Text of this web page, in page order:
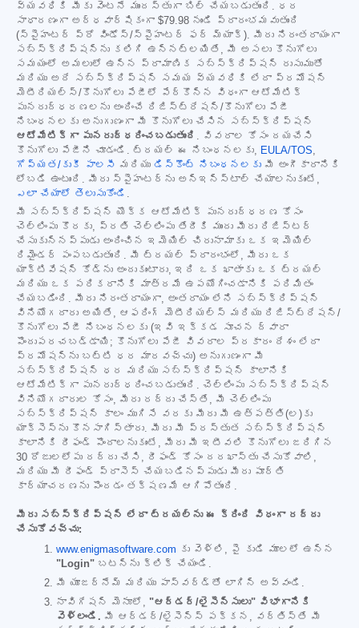
వ్యవధికి మీకు వెంటనే ముందస్తుగా బిల్ చేయబడుతుంది. ధర
సాధారణంగా అర్ధవార్షికంగా $79.98 నుండి ప్రారంభమవుతుంది
(స్పైహంటర్ ప్రో విండోస్/స్పైహంటర్ ఫర్ మ్యాక్). మీరు నిరంతరాయంగా
సబ్‌స్క్రిప్షన్‌ను కలిగి ఉన్నట్లయితే, మీ అసలు కొనుగోలు
సమయంలో అమలులో ఉన్న ప్రామాణిక సబ్‌స్క్రిప్షన్ రుసుముతో
మరియు అదే సబ్‌స్క్రిప్షన్ సమయ వ్యవధికి లేదా ప్రమోషన్
మెటీరియల్స్/కొనుగోలు పేజీలో పేర్కొన్న విధంగా ఆటోమేటిక్
పునరుద్ధరణలను అందించే రిజిస్ట్రేషన్/కొనుగోలు పేజీ
నిబంధనలకు అనుగుణంగా మీ కొనుగోలు చేసిన సబ్‌స్క్రిప్షన్
ఆటోమేటిక్‌గా పునరుద్ధరించబడుతుంది . వివరాల కోసం దయచేసి
కొనుగోలు పేజీని చూడండి. ట్రయల్ ఈ నిబంధనలకు, EULA/TOS,
గోప్యత/కుకీ పాలసీ మరియు డిస్కౌంట్ నిబంధనలకు మీ అంగీకారానికి
లోబడి ఉంటుంది. మీరు స్పైహంటర్‌ను అన్‌ఇన్‌స్టాల్ చేయాలనుకుంటే,
ఎలా చేయాలో తెలుసుకోండి .
మీ సబ్‌స్క్రిప్షన్ యొక్క ఆటోమేటిక్ పునరుద్ధరణ కోసం
చెల్లింపు కొరకు, ప్రతి చెల్లింపు తేదీకి ముందు మీరు రిజిస్టర్
చేసుకున్నప్పుడు అందించిన ఇమెయిల్ చిరునామాకు ఒక ఇమెయిల్
రిమైండర్ పంపబడుతుంది. మీ ట్రయల్ ప్రారంభంలో, మీరు ఒక
యాక్టివేషన్ కోడ్‌ను అందుకుంటారు, ఇది ఒక ఖాతాకు ఒక ట్రయల్
మరియు ఒక పరికరానికి మాత్రమే ఉపయోగించడానికి పరిమితం
చేయబడింది. మీరు నిరంతరాయంగా, అంతరాయం లేని సబ్‌స్క్రిప్షన్
వినియోగదారు అయితే, ఆఫరింగ్ మెటీరియల్స్ మరియు రిజిస్ట్రేషన్/
కొనుగోలు పేజీ నిబంధనలకు (ఇవి ఇక్కడ సూచన ద్వారా
పొందుపరచబడ్డాయి; కొనుగోలు పేజీ వివరాల ప్రకారం దేశం లేదా
ప్రమోషన్‌ను బట్టి ధర మారవచ్చు) అనుగుణంగా మీ
సబ్‌స్క్రిప్షన్ ధర మరియు సబ్‌స్క్రిప్షన్ కాలానికి
ఆటోమేటిక్‌గా పునరుద్ధరించబడుతుంది. చెల్లింపు సబ్‌స్క్రిప్షన్
వినియోగదారుల కోసం, మీరు రద్దు చేస్తే, మీ చెల్లింపు
సబ్‌స్క్రిప్షన్ కాలం ముగిసే వరకు మీరు మీ ఉత్పత్తి(ల)కు
యాక్సెస్‌ను కొనసాగిస్తారు. మీరు మీ ప్రస్తుత సబ్‌స్క్రిప్షన్
కాలానికి రీఫండ్ పొందాలనుకుంటే, మీరు మీ ఇటీవలి కొనుగోలు జరిగిన
30 రోజులలోపు రద్దు చేసి, రీఫండ్ కోసం దరఖాస్తు చేసుకోవాలి,
మరియు మీ రీఫండ్ ప్రాసెస్ చేయబడినప్పుడు మీరు పూర్తి
కార్యాచరణను పొందడం తక్షణమే ఆగిపోతుంది.
మీరు సబ్‌స్క్రిప్షన్ లేదా ట్రయల్‌ను ఈ క్రింది విధంగా రద్దు
చేసుకోవచ్చు:
www.enigmasoftware.com కు వెళ్లి, పై కుడి మూలలో ఉన్న
"Login" బటన్‌ను క్లిక్ చేయండి.
మీ యూజర్‌నేమ్ మరియు పాస్‌వర్డ్‌తో లాగిన్ అవ్వండి.
నావిగేషన్ మెనూలో, "ఆర్డర్/లైసెన్సులు" విభాగానికి
వెళ్లండి. మీ ఆర్డర్/లైసెన్స్ పక్కన, వర్తిస్తే మీ